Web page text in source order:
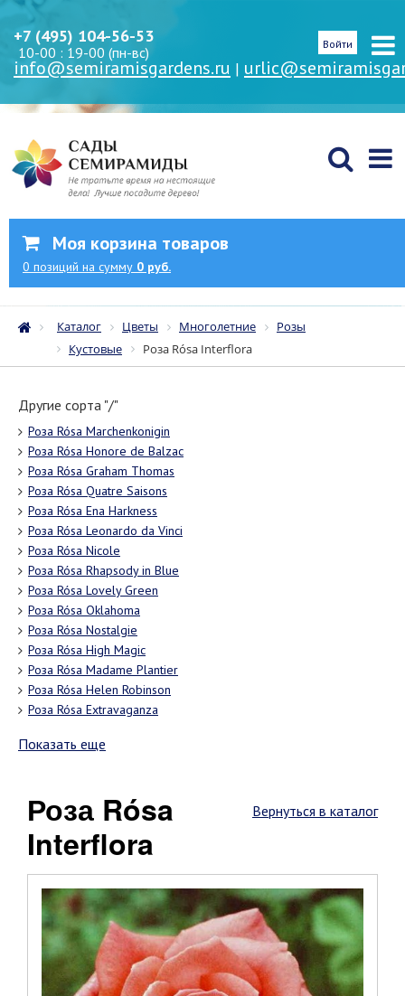
+7 (495) 104-56-53
10-00 : 19-00 (пн-вс)
info@semiramisgardens.ru |
Войти
Моя корзина товаров
0 позиций на сумму 0 руб.
Каталог Цветы Многолетние
Розы
Кустовые
Роза Rósa Interflora
Другие сорта "/"
Роза Rósa Marchenkonigin
Роза Rósa Honore de Balzac
Роза Rósa Graham Thomas
Роза Rósa Quatre Saisons
Роза Rósa Ena Harkness
Роза Rósa Leonardo da Vinci
Роза Rósa Nicole
Роза Rósa Rhapsody in Blue
Роза Rósa Lovely Green
Роза Rósa Oklahoma
Роза Rósa Nostalgie
Роза Rósa High Magic
Роза Rósa Madame Plantier
Роза Rósa Helen Robinson
Роза Rósa Extravaganza
Показать еще
Вернуться в каталог
Роза Rósa
Interflora